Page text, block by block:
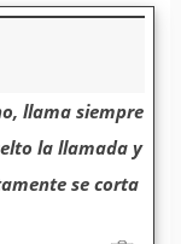
llama siempre
la llamada y
se corta